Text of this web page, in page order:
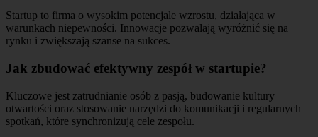
Startup to firma o wysokim potencjale wzrostu, działająca w
warunkach niepewności. Innowacje pozwalają wyróżnić się na
rynku i zwiększają szanse na sukces.
Jak zbudować efektywny zespół w startupie?
Kluczowe jest zatrudnianie osób z pasją, budowanie kultury
otwartości oraz stosowanie narzędzi do komunikacji i regularnych
spotkań, które synchronizują cele zespołu.